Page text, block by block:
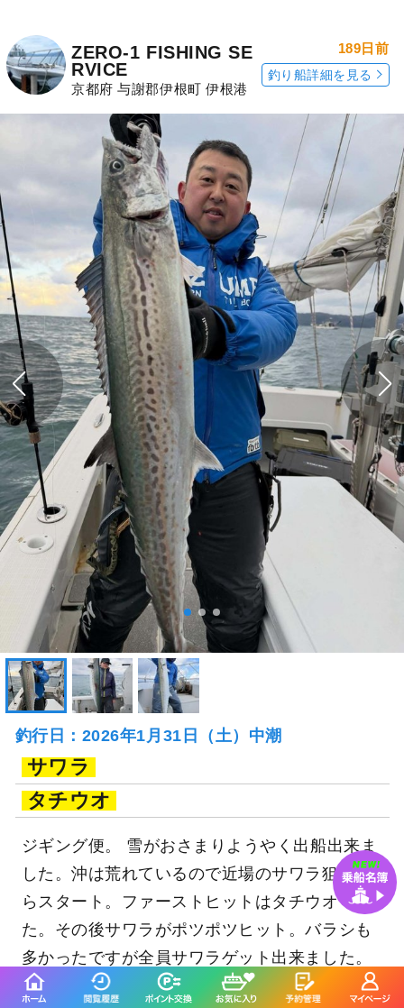
ZERO-1 FISHING SE
RVICE
京都府 与謝郡伊根町 伊根港
189日前
釣り船詳細を見る
釣行日：2026年1月31日（土）中潮
サワラ
タチウオ
ジギング便。 雪がおさまりようやく出船出来ま
した。沖は荒れているので近場のサワラ狙いか
らスタート。ファーストヒットはタチウオでし
た。その後サワラがポツポツヒット。バラシも
多かったですが全員サワラゲット出来ました。
青物狙いも行ってみましたがバラシ一本のみ。